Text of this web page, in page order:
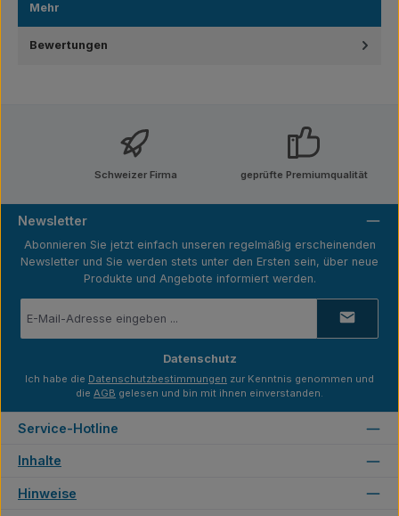
Mehr
Bewertungen
Schweizer Firma geprüfte Premiumqualität
Newsletter
Abonnieren Sie jetzt einfach unseren regelmäßig erscheinenden
Newsletter und Sie werden stets unter den Ersten sein, über neue
Produkte und Angebote informiert werden.
Mail-
Datenschutz
Ich habe die Datenschutzbestimmungen zur Kenntnis genommen und
die AGB gelesen und bin mit ihnen einverstanden.
Service-Hotline
Inhalte
Hinweise